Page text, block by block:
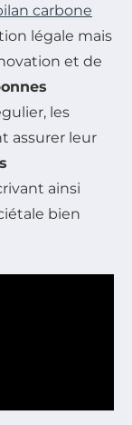
carbone
légale mais
et de
les
assurer leur
ainsi
bien